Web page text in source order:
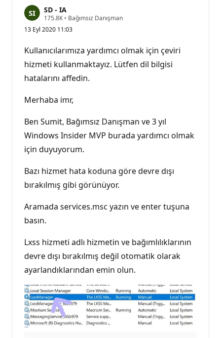
SD - IA
175.8K S
y
ı
n
l
ı
k
a
• Bağımsız Danışman
13 Eyl 2020 11:03
Kullanıcılarımıza yardımcı olmak için çeviri
hizmeti kullanmaktayız. Lütfen dil bilgisi
hatalarını affedin.
Merhaba imr,
Ben Sumit, Bağımsız Danışman ve 3 yıl
Windows Insider MVP burada yardımcı olmak
için duyuyorum.
Bazı hizmet hata koduna göre devre dışı
bırakılmış gibi görünüyor.
Aramada services.msc yazın ve enter tuşuna
basın.
Lxss hizmeti adlı hizmetin ve bağımlılıklarının
devre dışı bırakılmış değil otomatik olarak
ayarlandıklarından emin olun.